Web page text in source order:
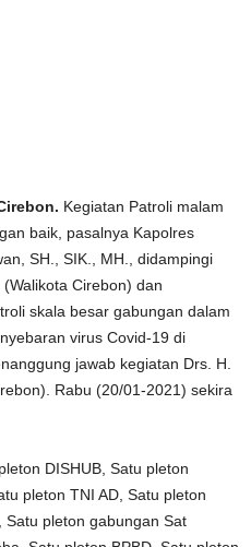
Kegiatan Patroli malam
baik, pasalnya Kapolres
SH., SIK., MH., didampingi
Cirebon) dan
skala besar gabungan dalam
virus Covid-19 di
jawab kegiatan Drs. H.
Rabu (20/01-2021) sekira
DISHUB, Satu pleton
pleton TNI AD, Satu pleton
pleton gabungan Sat